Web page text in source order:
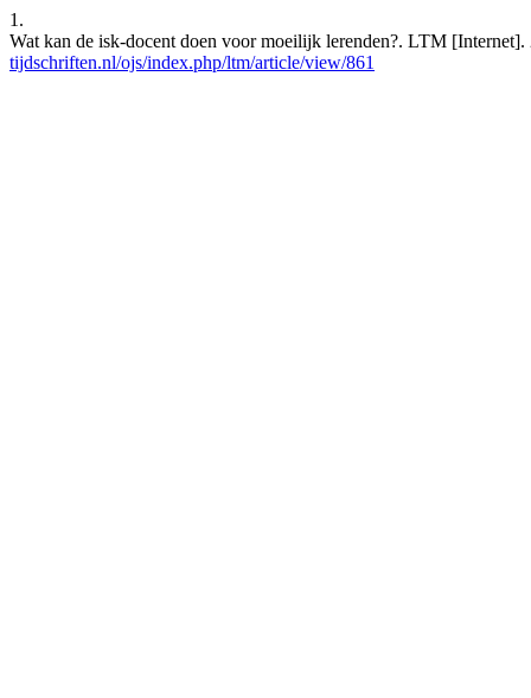
1.
Wat kan de isk-docent doen voor moeilijk lerenden?. LTM
tijdschriften.nl/ojs/index.php/ltm/article/view/861